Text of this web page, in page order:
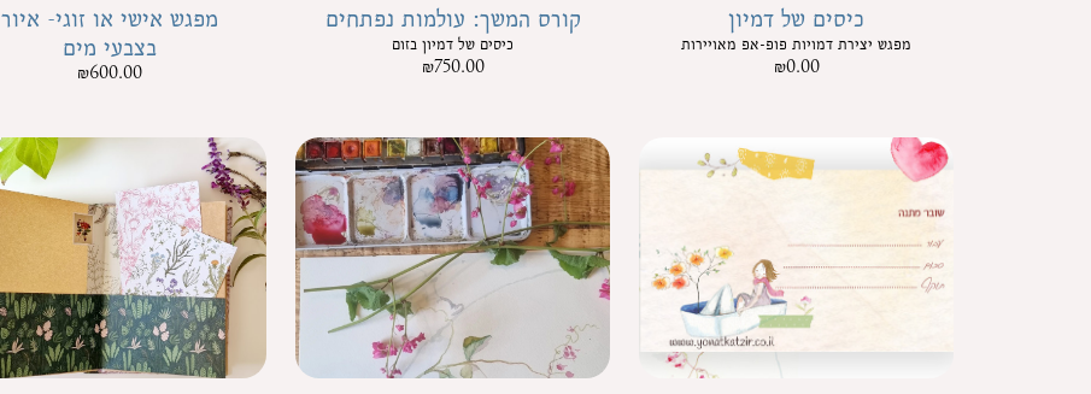
כיסים של דמיון
מפגש יצירת דמויות פופ-אפ מאויירות
₪0.00
קורס המשך: עולמות נפתחים
כיסים של דמיון בזום
₪750.00
מפגש אישי או זוגי- איור
בצבעי מים
₪600.00